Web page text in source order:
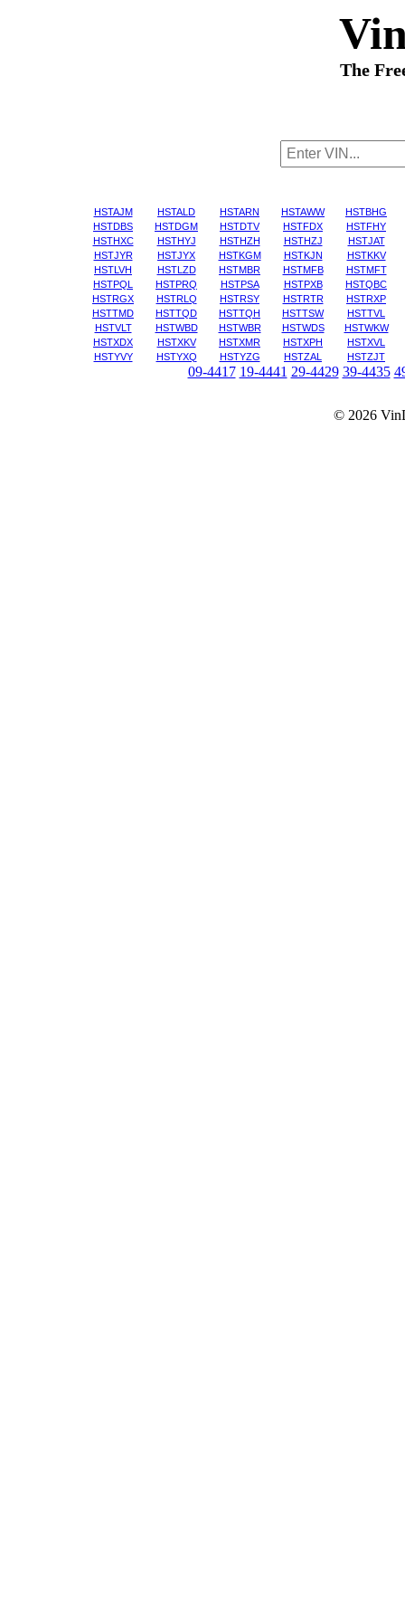
The
HSTAJM HSTALD HSTARN HSTAWW
HSTBHG
HSTDBS
HSTDGM HSTDTV HSTFDX
HSTFHY
HSTHXC
HSTHYJ HSTHZH HSTHZJ
HSTJAT
HSTJYR
HSTJYX HSTKGM HSTKJN
HSTKKV
HSTLVH
HSTLZD HSTMBR HSTMFB
HSTMFT
HSTPQL
HSTPRQ HSTPSA HSTPXB
HSTQBC
HSTRGX
HSTRLQ HSTRSY HSTRTR
HSTRXP
HSTTMD
HSTTQD HSTTQH HSTTSW
HSTTVL
HSTVLT
HSTWBD HSTWBR HSTWDS
HSTWKW
HSTXDX
HSTXKV HSTXMR HSTXPH
HSTXVL
HSTYVY
HSTYXQ HSTYZG HSTZAL HSTZJT
09-4417 19-4441 29-4429 39-4435
© 2026